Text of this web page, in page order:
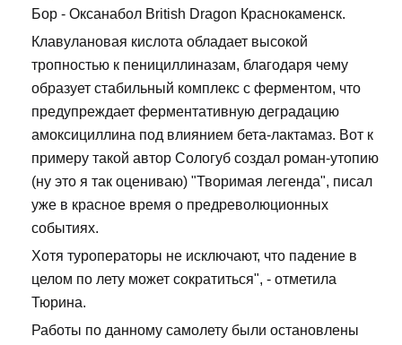
Бор - Оксанабол British Dragon Краснокаменск.
Клавулановая кислота обладает высокой
тропностью к пенициллиназам, благодаря чему
образует стабильный комплекс с ферментом, что
предупреждает ферментативную деградацию
амоксициллина под влиянием бета-лактамаз. Вот к
примеру такой автор Сологуб создал роман-утопию
(ну это я так оцениваю) "Творимая легенда", писал
уже в красное время о предреволюционных
событиях.
Хотя туроператоры не исключают, что падение в
целом по лету может сократиться", - отметила
Тюрина.
Работы по данному самолету были остановлены